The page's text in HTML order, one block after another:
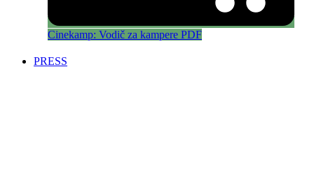
Cinekamp: Vodič za kampere PDF
PRESS